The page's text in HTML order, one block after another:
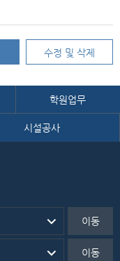
수정 및 삭제
학원업무
시설공사
이동
이동